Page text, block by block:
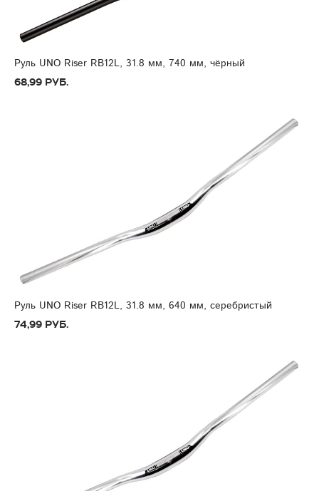
Руль UNO Riser RB12L, 31.8 мм, 740 мм, чёрный
68,99 руб.
Руль UNO Riser RB12L, 31.8 мм, 640 мм, серебристый
74,99 руб.